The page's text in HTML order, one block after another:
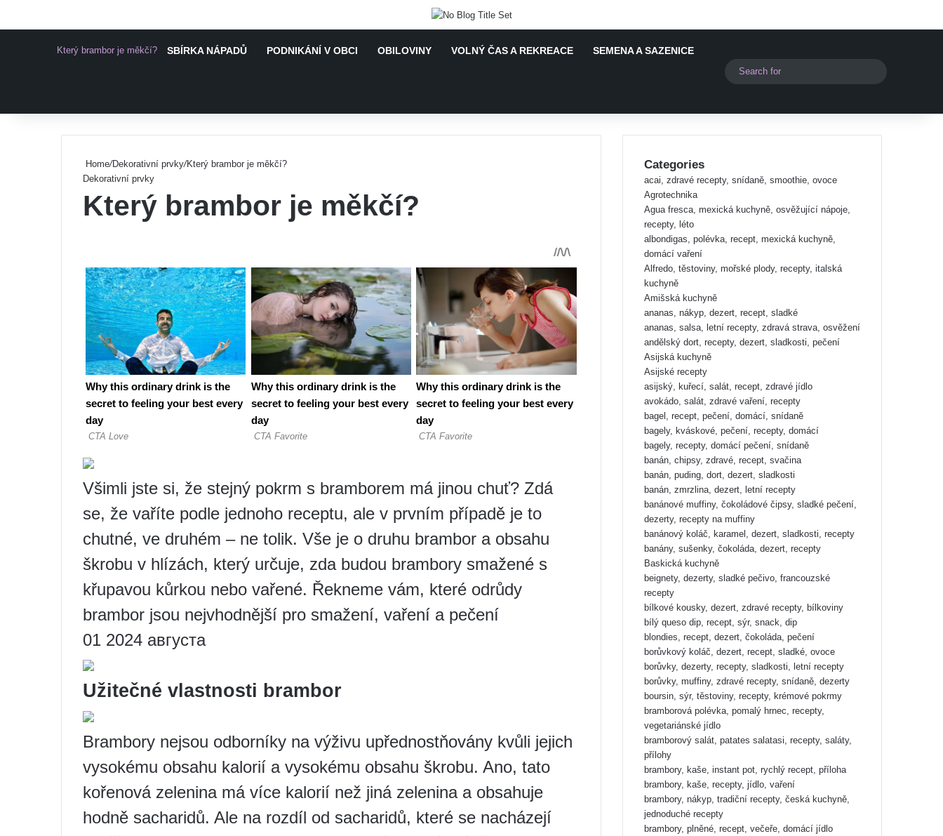
Který brambor je měkčí? SBÍRKA NÁPADŮ PODNIKÁNÍ V OBCI OBILOVINY VOLNÝ ČAS A REKREACE SEMENA A SAZENICE
Switch skin
Home/Dekorativní prvky/Který brambor je měkčí?
Dekorativní prvky
Který brambor je měkčí?
Všimli jste si, že stejný pokrm s bramborem má jinou chuť? Zdá
se, že vaříte podle jednoho receptu, ale v prvním případě je to
chutné, ve druhém – ne tolik. Vše je o druhu brambor a obsahu
škrobu v hlízách, který určuje, zda budou brambory smažené s
křupavou kůrkou nebo vařené. Řekneme vám, které odrůdy
brambor jsou nejvhodnější pro smažení, vaření a pečení
01 2024 августа
Užitečné vlastnosti brambor
Brambory nejsou odborníky na výživu upřednostňovány kvůli jejich
vysokému obsahu kalorií a vysokému obsahu škrobu. Ano, tato
kořenová zelenina má více kalorií než jiná zelenina a obsahuje
hodně sacharidů. Ale na rozdíl od sacharidů, které se nacházejí
Categories
acai, zdravé recepty, snídaně, smoothie, ovoce
Agrotechnika
Agua fresca, mexická kuchyně, osvěžující nápoje,
recepty, léto
albondigas, polévka, recept, mexická kuchyně,
domácí vaření
Alfredo, těstoviny, mořské plody, recepty, italská
kuchyně
Amišská kuchyně
ananas, nákyp, dezert, recept, sladké
ananas, salsa, letní recepty, zdravá strava, osvěžení
andělský dort, recepty, dezert, sladkosti, pečení
Asijská kuchyně
Asijské recepty
asijský, kuřecí, salát, recept, zdravé jídlo
avokádo, salát, zdravé vaření, recepty
bagel, recept, pečení, domácí, snídaně
bagely, kváskové, pečení, recepty, domácí
bagely, recepty, domácí pečení, snídaně
banán, chipsy, zdravé, recept, svačina
banán, puding, dort, dezert, sladkosti
banán, zmrzlina, dezert, letní recepty
banánové muffiny, čokoládové čipsy, sladké pečení,
dezerty, recepty na muffiny
banánový koláč, karamel, dezert, sladkosti, recepty
banány, sušenky, čokoláda, dezert, recepty
Baskická kuchyně
beignety, dezerty, sladké pečivo, francouzské
recepty
bílkové kousky, dezert, zdravé recepty, bílkoviny
bílý queso dip, recept, sýr, snack, dip
blondies, recept, dezert, čokoláda, pečení
borůvkový koláč, dezert, recept, sladké, ovoce
borůvky, dezerty, recepty, sladkosti, letní recepty
borůvky, muffiny, zdravé recepty, snídaně, dezerty
boursin, sýr, těstoviny, recepty, krémové pokrmy
bramborová polévka, pomalý hrnec, recepty,
vegetariánské jídlo
bramborový salát, patates salatasi, recepty, saláty,
přílohy
brambory, kaše, instant pot, rychlý recept, příloha
brambory, kaše, recepty, jídlo, vaření
brambory, nákyp, tradiční recepty, česká kuchyně,
jednoduché recepty
brambory, plněné, recept, večeře, domácí jídlo